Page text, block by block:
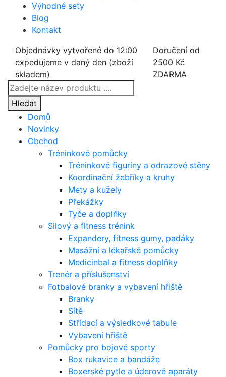
Výhodné sety
Blog
Kontakt
Objednávky vytvořené do 12:00
expedujeme v daný den (zboží
skladem)
Doručení od
2500 Kč
ZDARMA
Products
search
Hledat
Domů
Novinky
Obchod
Tréninkové pomůcky
Tréninkové figuríny a odrazové stěny
Koordinační žebříky a kruhy
Mety a kužely
Překážky
Tyče a doplňky
Silový a fitness trénink
Expandery, fitness gumy, padáky
Masážní a lékařské pomůcky
Medicinbal a fitness doplňky
Trenér a příslušenství
Fotbalové branky a vybavení hřiště
Branky
Sítě
Střídací a výsledkové tabule
Vybavení hřiště
Pomůcky pro bojové sporty
Box rukavice a bandáže
Boxerské pytle a úderové aparáty